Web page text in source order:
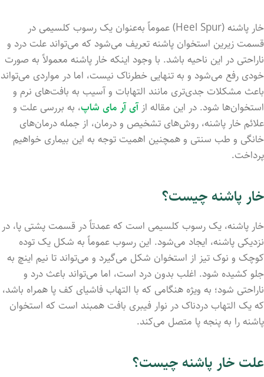
خار پاشنه (Heel Spur) عموماً به‌عنوان یک رسوب کلسیمی در
قسمت زیرین استخوان پاشنه تعریف می‌شود که می‌تواند علت درد و
ناراحتی در این ناحیه باشد. با وجود اینکه خار پاشنه معمولاً به صورت
خودی رفع می‌شود و به تنهایی خطرناک نیست، اما در مواردی می‌تواند
باعث مشکلات جدی‌تری مانند التهابات و آسیب به بافت‌های نرم و
استخوان‌ها شود. در این مقاله ازآی آر مای شاپ، به بررسی علت و
علائم خار پاشنه، روش‌های تشخیص و درمان، از جمله درمان‌های
خانگی و طب سنتی و همچنین اهمیت توجه به این بیماری خواهیم
پرداخت.
خار پاشنه چیست؟
خار پاشنه، یک رسوب کلسیمی است که عمدتاً در قسمت پشتی پا، در
نزدیکی پاشنه، ایجاد می‌شود. این رسوب عموماً به شکل یک توده
کوچک و نوک تیز از استخوان شکل می‌گیرد و می‌تواند تا نیم اینچ به
جلو کشیده شود. اغلب بدون درد است، اما می‌تواند باعث درد و
ناراحتی شود؛ به ویژه هنگامی که با التهاب فاشیای کف پا همراه باشد،
که یک التهاب دردناک در نوار فیبری بافت همبند است که استخوان
پاشنه را به پنجه پا متصل می‌کند.
علت خار پاشنه چیست؟